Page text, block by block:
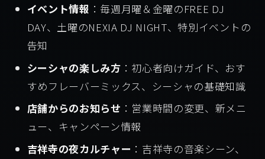
イベント情報 ：毎週月曜＆金曜のFREE DJ
DAY、土曜のNEXIA DJ NIGHT、特別イベントの
告知
シーシャの楽しみ方 ：初心者向けガイド、おす
すめフレーバーミックス、シーシャの基礎知識
店舗からのお知らせ ：営業時間の変更、新メニ
ュー、キャンペーン情報
吉祥寺の夜カルチャー ：吉祥寺の音楽シーン、